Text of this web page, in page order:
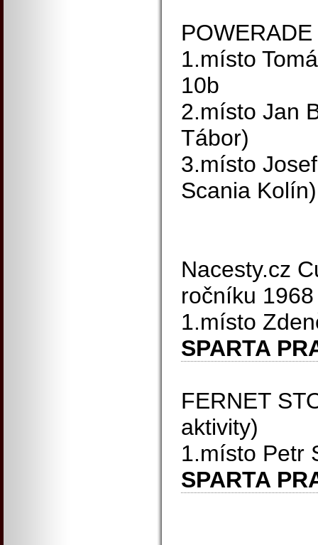
1.místo
10b
2.místo Jan
Tábor)
3.místo
Scania Kolín)
Nacesty.cz
ročníku
1.místo
SPARTA
FERNET
aktivity)
1.místo Petr
SPARTA